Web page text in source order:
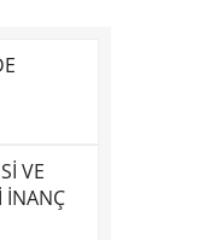
VE
İNANÇ